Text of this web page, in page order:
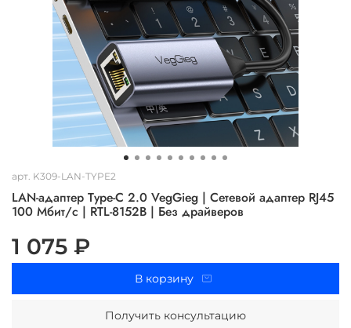
арт. K309-LAN-TYPE2
LAN-адаптер Type-C 2.0 VegGieg | Сетевой адаптер RJ45
100 Мбит/с | RTL-8152B | Без драйверов
1 075 ₽
В корзину
Получить консультацию